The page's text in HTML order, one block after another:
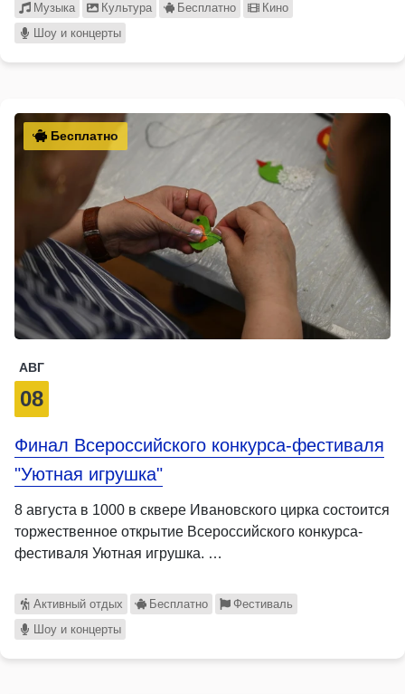
Музыка Культура Бесплатно
Кино
Шоу и концерты
Бесплатно
АВГ
08
Финал Всероссийского конкурса-фестиваля
"Уютная игрушка"
8 августа в 1000 в сквере Ивановского цирка состоится
торжественное открытие Всероссийского конкурса-
фестиваля Уютная игрушка. …
Активный отдых Бесплатно
Фестиваль
Шоу и концерты